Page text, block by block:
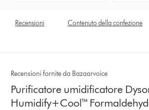
Recensioni Contenuto della confezione
Recensioni fornite da Bazaarvoice
Purificatore umidificatore
Humidify+Cool™